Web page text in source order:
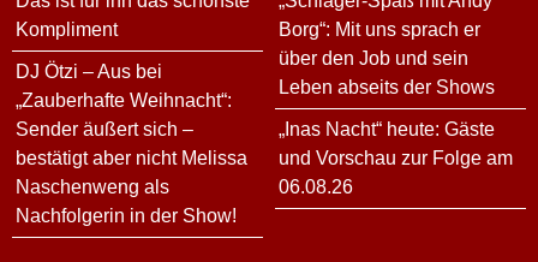
Kompliment
DJ Ötzi – Aus bei
„Zauberhafte Weihnacht“:
Sender äußert sich –
bestätigt aber nicht Melissa
Naschenweng als
Nachfolgerin in der Show!
Borg“: Mit uns sprach er
über den Job und sein
Leben abseits der Shows
„Inas Nacht“ heute: Gäste
und Vorschau zur Folge am
06.08.26